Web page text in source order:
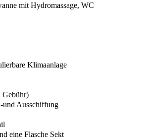
mit Hydromassage, WC
Klimaanlage
und Ausschiffung
eine Flasche Sekt